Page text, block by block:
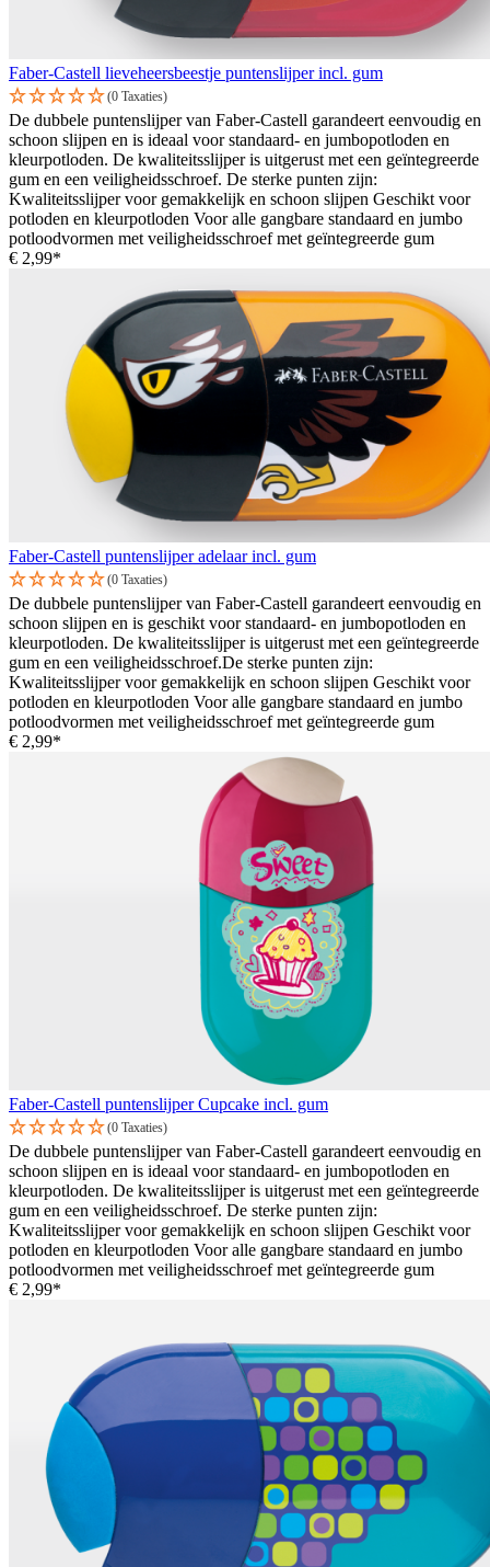
Faber-Castell lieveheersbeestje puntenslijper incl. gum
(0 Taxaties)
De dubbele puntenslijper van Faber-Castell garandeert eenvoudig en
schoon slijpen en is ideaal voor standaard- en jumbopotloden en
kleurpotloden. De kwaliteitsslijper is uitgerust met een geïntegreerde
gum en een veiligheidsschroef. De sterke punten zijn:
Kwaliteitsslijper voor gemakkelijk en schoon slijpen Geschikt voor
potloden en kleurpotloden Voor alle gangbare standaard en jumbo
potloodvormen met veiligheidsschroef met geïntegreerde gum
€ 2,99*
Faber-Castell puntenslijper adelaar incl. gum
(0 Taxaties)
De dubbele puntenslijper van Faber-Castell garandeert eenvoudig en
schoon slijpen en is geschikt voor standaard- en jumbopotloden en
kleurpotloden. De kwaliteitsslijper is uitgerust met een geïntegreerde
gum en een veiligheidsschroef.De sterke punten zijn:
Kwaliteitsslijper voor gemakkelijk en schoon slijpen Geschikt voor
potloden en kleurpotloden Voor alle gangbare standaard en jumbo
potloodvormen met veiligheidsschroef met geïntegreerde gum
€ 2,99*
Faber-Castell puntenslijper Cupcake incl. gum
(0 Taxaties)
De dubbele puntenslijper van Faber-Castell garandeert eenvoudig en
schoon slijpen en is ideaal voor standaard- en jumbopotloden en
kleurpotloden. De kwaliteitsslijper is uitgerust met een geïntegreerde
gum en een veiligheidsschroef. De sterke punten zijn:
Kwaliteitsslijper voor gemakkelijk en schoon slijpen Geschikt voor
potloden en kleurpotloden Voor alle gangbare standaard en jumbo
potloodvormen met veiligheidsschroef met geïntegreerde gum
€ 2,99*